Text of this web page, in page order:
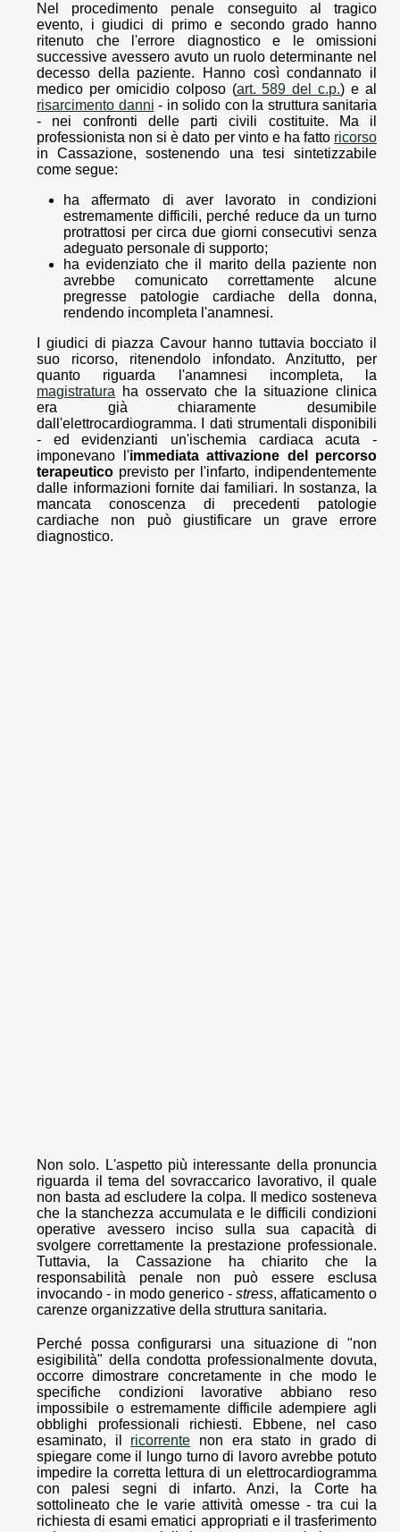
Nel procedimento penale conseguito al tragico
evento, i giudici di primo e secondo grado hanno
ritenuto che l'errore diagnostico e le omissioni
successive avessero avuto un ruolo determinante nel
decesso della paziente. Hanno così condannato il
medico per omicidio colposo (art. 589 del c.p.) e al
risarcimento danni - in solido con la struttura sanitaria
- nei confronti delle parti civili costituite. Ma il
professionista non si è dato per vinto e ha fatto ricorso
in Cassazione, sostenendo una tesi sintetizzabile
come segue:
ha affermato di aver lavorato in condizioni
estremamente difficili, perché reduce da un turno
protrattosi per circa due giorni consecutivi senza
adeguato personale di supporto;
ha evidenziato che il marito della paziente non
avrebbe comunicato correttamente alcune
pregresse patologie cardiache della donna,
rendendo incompleta l'anamnesi.
I giudici di piazza Cavour hanno tuttavia bocciato il
suo ricorso, ritenendolo infondato. Anzitutto, per
quanto riguarda l'anamnesi incompleta, la
magistratura ha osservato che la situazione clinica
era già chiaramente desumibile
dall'elettrocardiogramma. I dati strumentali disponibili
- ed evidenzianti un'ischemia cardiaca acuta -
imponevano l'immediata attivazione del percorso
terapeutico previsto per l'infarto, indipendentemente
dalle informazioni fornite dai familiari. In sostanza, la
mancata conoscenza di precedenti patologie
cardiache non può giustificare un grave errore
diagnostico.
Non solo. L'aspetto più interessante della pronuncia
riguarda il tema del sovraccarico lavorativo, il quale
non basta ad escludere la colpa. Il medico sosteneva
che la stanchezza accumulata e le difficili condizioni
operative avessero inciso sulla sua capacità di
svolgere correttamente la prestazione professionale.
Tuttavia, la Cassazione ha chiarito che la
responsabilità penale non può essere esclusa
invocando - in modo generico - stress, affaticamento o
carenze organizzative della struttura sanitaria.
Perché possa configurarsi una situazione di "non
esigibilità" della condotta professionalmente dovuta,
occorre dimostrare concretamente in che modo le
specifiche condizioni lavorative abbiano reso
impossibile o estremamente difficile adempiere agli
obblighi professionali richiesti. Ebbene, nel caso
esaminato, il ricorrente non era stato in grado di
spiegare come il lungo turno di lavoro avrebbe potuto
impedire la corretta lettura di un elettrocardiogramma
con palesi segni di infarto. Anzi, la Corte ha
sottolineato che le varie attività omesse - tra cui la
richiesta di esami ematici appropriati e il trasferimento